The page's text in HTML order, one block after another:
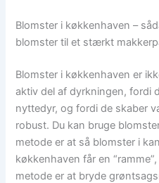
Blomster i køkkenhaven –
blomster til et stærkt
Blomster i køkkenhaven er
aktiv del af dyrkningen, fordi
nyttedyr, og fordi de skaber
robust. Du kan bruge
metode er at så blomster i
køkkenhaven får en
metode er at bryde